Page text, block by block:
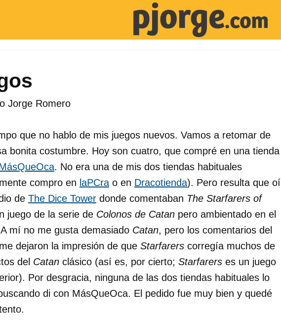
Jorge Romero
que no hablo de mis juegos nuevos. Vamos a retomar de
bonita costumbre. Hoy son cuatro, que compré en una tienda
. No era una de mis dos tiendas habituales
compro en laPCra o en Dracotienda). Pero resulta que oí
de The Dice Tower donde comentaban The Starfarers of
juego de la serie de Colonos de Catan pero ambientado en el
mí no me gusta demasiado Catan, pero los comentarios del
dejaron la impresión de que Starfarers corregía muchos de
del Catan clásico (así es, por cierto; Starfarers es un juego
Por desgracia, ninguna de las dos tiendas habituales lo
di con MásQueOca. El pedido fue muy bien y quedé